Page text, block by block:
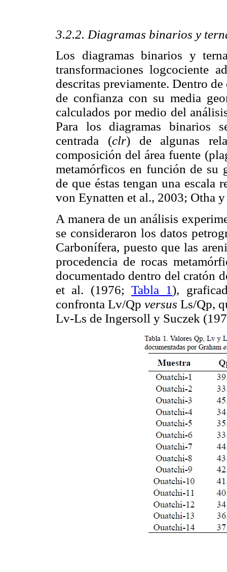
3.2.2. Diagramas binarios y
Los diagramas binarios y
transformaciones logcociente
descritas previamente. Dentro
de confianza con su media
calculados por medio del
Para los diagramas binarios
centrada (clr) de algunas
composición del área fuente
metamórficos en función de su
de que éstas tengan una
von Eynatten et al., 2003; Otha
A manera de un análisis
se consideraron los datos
Carbonífera, puesto que las
procedencia de rocas
documentado dentro del cratón
et al. (1976;Tabla 1),
confronta Lv/Qp versus Ls/Qp,
Lv-Ls de Ingersoll y Suczek